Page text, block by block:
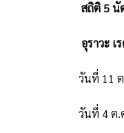
สถิติ 5 นั
อุราวะ เ
วันที่ 11
วันที่ 4 ต.